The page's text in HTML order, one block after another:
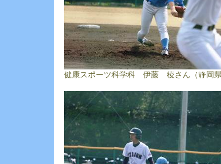
健康スポーツ科学科 伊藤 稜さん（静岡